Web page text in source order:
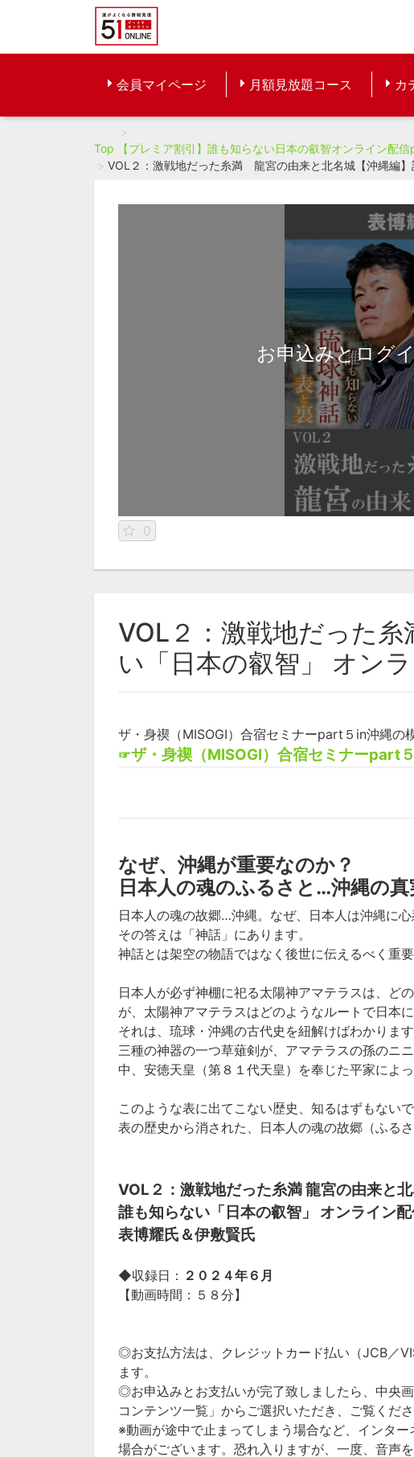
会員マイページ 月額見放題コース カ
Top
【プレミア割引】誰も知らない日本の叡智オンライン配
VOL２：激戦地だった糸満 龍宮の由来と北名城【沖縄編
お申込みとログ
0
VOL２：激戦地だった
い「日本の叡智」 オン
ザ・身禊（MISOGI）合宿セミナーpart５in沖縄の
☞ザ・身禊（MISOGI）合宿セミナーpart
なぜ、沖縄が重要なのか？
日本人の魂のふるさと…沖縄の真
日本人の魂の故郷…沖縄。なぜ、日本人は沖縄に
その答えは「神話」にあります。
神話とは架空の物語ではなく後世に伝えるべく重
日本人が必ず神棚に祀る太陽神アマテラスは、ど
が、太陽神アマテラスはどのようなルートで日本
それは、琉球・沖縄の古代史を紐解けばわかります
三種の神器の一つ草薙剣が、アマテラスの孫のニ
中、安徳天皇（第８１代天皇）を奉じた平家によ
このような表に出てこない歴史、知るはずもないで
表の歴史から消された、日本人の魂の故郷（ふる
VOL２：激戦地だった糸満 龍宮の由来と
誰も知らない「日本の叡智」 オンライン
表博耀氏＆伊敷賢氏
◆収録日： ２０２４年６月
【動画時間：５８分】
◎お支払方法は、クレジットカード払い（JCB／
ます。
◎お申込みとお支払いが完了致しましたら、中央
コンテンツ一覧」からご選択いただき、ご覧くださ
※動画が途中で止まってしまう場合など、インタ
場合がございます。恐れ入りますが、一度、音声